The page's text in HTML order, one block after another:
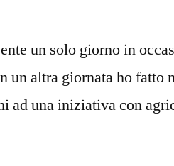
un solo giorno in
un altra giornata ho fatto
ad una iniziativa con